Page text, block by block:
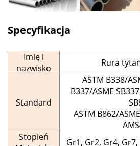
Specyfikacja
Imię i
nazwisko
Rura
Standard
ASTM B338/
B337/ASME
ASTM B862/
Stopień
Gr1, Gr2, Gr4,